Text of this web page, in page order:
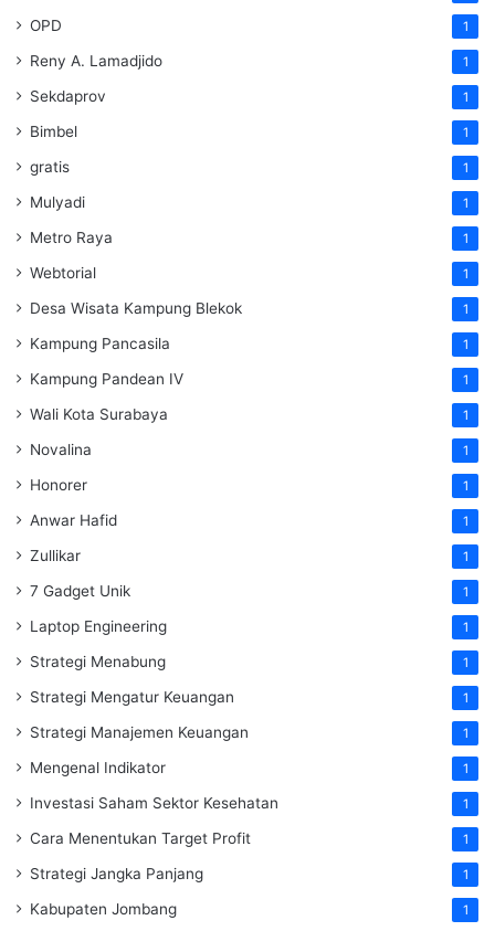
OPD 1
Reny A. Lamadjido 1
Sekdaprov 1
Bimbel 1
gratis 1
Mulyadi 1
Metro Raya 1
Webtorial 1
Desa Wisata Kampung Blekok 1
Kampung Pancasila 1
Kampung Pandean IV 1
Wali Kota Surabaya 1
Novalina 1
Honorer 1
Anwar Hafid 1
Zullikar 1
7 Gadget Unik 1
Laptop Engineering 1
Strategi Menabung 1
Strategi Mengatur Keuangan 1
Strategi Manajemen Keuangan 1
Mengenal Indikator 1
Investasi Saham Sektor Kesehatan 1
Cara Menentukan Target Profit 1
Strategi Jangka Panjang 1
Kabupaten Jombang 1